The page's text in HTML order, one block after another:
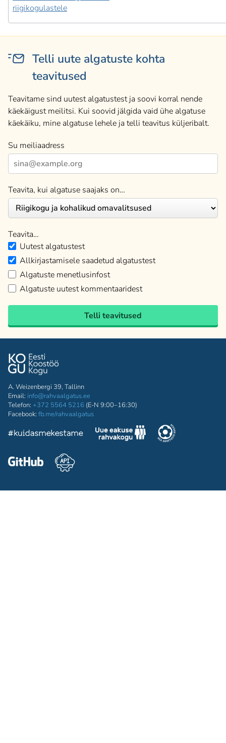
riigikogulastele
Telli uute algatuste kohta
teavitused
Teavitame sind uutest algatustest ja soovi korral nende
käekäigust meilitsi. Kui soovid jälgida vaid ühe algatuse
käekäiku, mine algatuse lehele ja telli teavitus küljeribalt.
Su meiliaadress
Teavita, kui algatuse saajaks on…
Teavita…
Uutest algatustest
Allkirjastamisele saadetud algatustest
Algatuste menetlusinfost
Algatuste uutest kommentaaridest
Telli teavitused
A. Weizenbergi 39, Tallinn
Email: info@rahvaalgatus.ee
Telefon: +372 5564 5216 (E-N 9:00–16:30)
Facebook: fb.me/rahvaalgatus